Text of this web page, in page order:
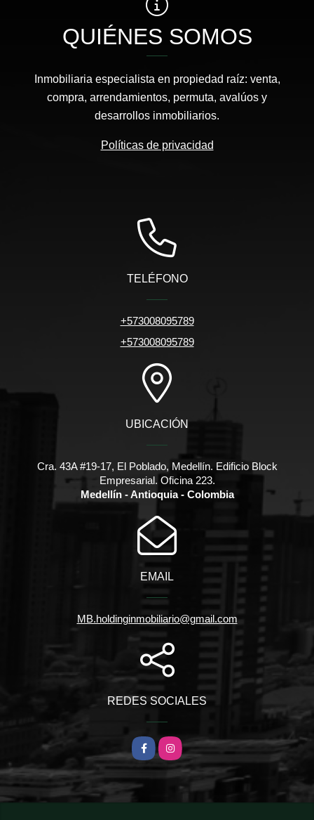
QUIÉNES SOMOS
Inmobiliaria especialista en propiedad raíz: venta,
compra, arrendamientos, permuta, avalúos y
desarrollos inmobiliarios.
Políticas de privacidad
TELÉFONO
+573008095789
+573008095789
UBICACIÓN
Cra. 43A #19-17, El Poblado, Medellín. Edificio Block
Empresarial. Oficina 223.
Medellín - Antioquia - Colombia
EMAIL
MB.holdinginmobiliario@gmail.com
REDES SOCIALES
FacebookInstagram